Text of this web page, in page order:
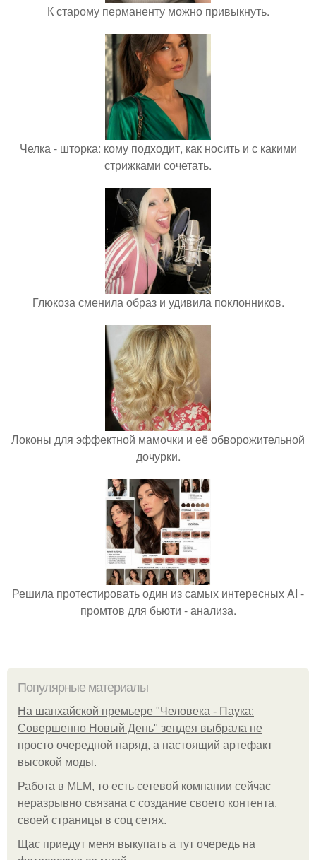
К старому перманенту можно привыкнуть.
Челка - шторка: кому подходит, как носить и с какими
стрижками сочетать.
Глюкоза сменила образ и удивила поклонников.
Локоны для эффектной мамочки и её обворожительной
дочурки.
Решила протестировать один из самых интересных AI -
промтов для бьюти - анализа.
Популярные материалы
На шанхайской премьере "Человека - Паука:
Совершенно Новый День" зендея выбрала не
просто очередной наряд, а настоящий артефакт
высокой моды.
Работа в MLM, то есть сетевой компании сейчас
неразрывно связана с создание своего контента,
своей страницы в соц сетях.
Щас приедут меня выкупать а тут очередь на